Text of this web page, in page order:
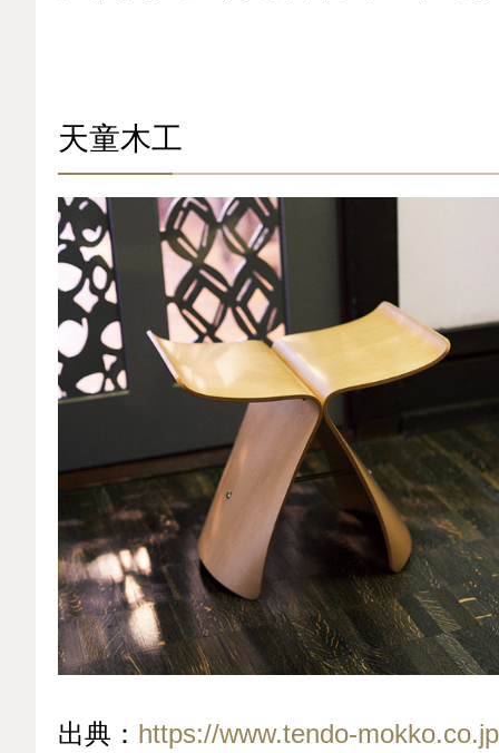
天童木工
出典： https://www.tendo-